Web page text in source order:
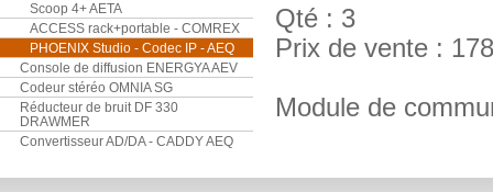
Scoop 4+ AETA
ACCESS rack+portable - COMREX
PHOENIX Studio - Codec IP - AEQ
Console de diffusion ENERGYA AEV
Codeur stéréo OMNIA SG
Réducteur de bruit DF 330
DRAWMER
Convertisseur AD/DA - CADDY AEQ
Qté : 3
Prix de vente :
Module de